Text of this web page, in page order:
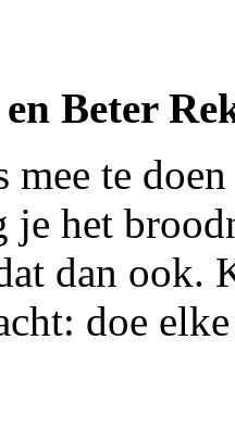
Beter
te
je het
dan ook.
doe